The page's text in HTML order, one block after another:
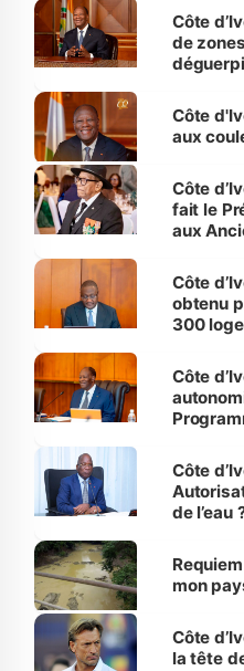
milieu
Côte
de
l'Etat de
vies
Côte
aux
Côte
fait le
aux
Côte
obtenu
300
et
Côte
Côte
de l’eau
mon
Côte
la tête